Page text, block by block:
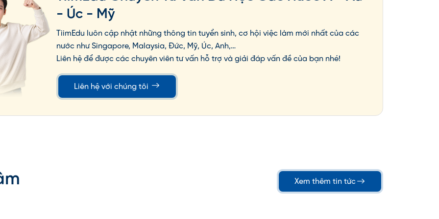
làm tốt nhất dành cho sinh viên sau khi tốt
tâm tư vấn du học TiimEdu thống kê được
tốt nghiệp tại trường là $50.000 đối với bậc
sĩ, ngoài ra còn có:
Đại học Delaware đã tìm được việc làm hoặc
sáu tháng sau khi ra trường.
- Úc - Mỹ
TiimEdu luôn cập nhật những thông tin tuyển sinh, cơ hội việc làm mới nhất của các
nước như Singapore, Malaysia, Đức, Mỹ, Úc, Anh,…
Liên hệ để được các chuyên viên tư vấn hỗ trợ và giải đáp vấn đề của bạn nhé!
Liên hệ với chúng tôi
Xem thêm tin tức